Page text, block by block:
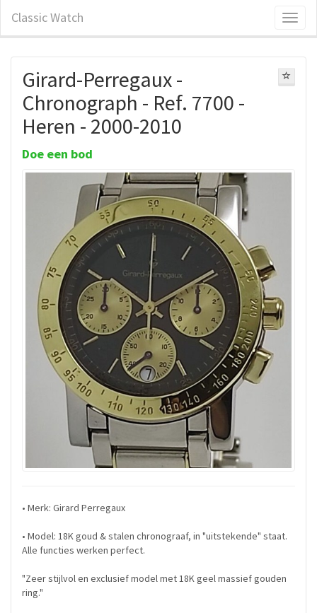
Classic Watch
Girard-Perregaux -
Chronograph - Ref. 7700 -
Heren - 2000-2010
Doe een bod
• Merk: Girard Perregaux
• Model: 18K goud & stalen chronograaf, in "uitstekende" staat.
Alle functies werken perfect.
"Zeer stijlvol en exclusief model met 18K geel massief gouden
ring."